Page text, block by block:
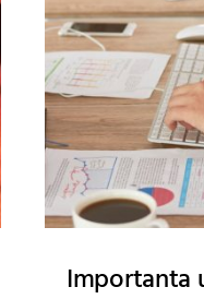
Importanta